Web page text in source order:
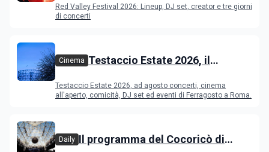
Red Valley Festival 2026: Lineup, DJ set, creator e tre giorni
di concerti
Cinema Testaccio Estate 2026, il
Ferragosto
Testaccio Estate 2026, ad agosto concerti, cinema
all'aperto, comicità, DJ set ed eventi di Ferragosto a Roma.
Daily Il programma del Cocoricò di